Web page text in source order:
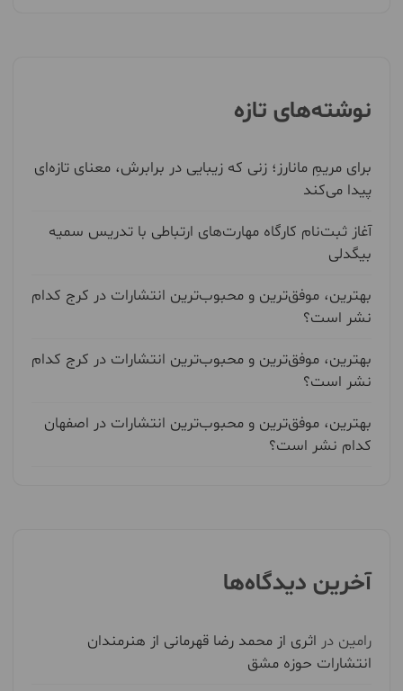
نوشته‌های تازه
برای مریمِ مانارز؛ زنی که زیبایی در برابرش، معنای تازه‌ای
پیدا می‌کند
آغاز ثبت‌نام کارگاه مهارت‌های ارتباطی با تدریس سمیه
بیگدلی
بهترین، موفق‌ترین و محبوب‌ترین انتشارات در کرج کدام
نشر است؟
بهترین، موفق‌ترین و محبوب‌ترین انتشارات در کرج کدام
نشر است؟
بهترین، موفق‌ترین و محبوب‌ترین انتشارات در اصفهان
کدام نشر است؟
آخرین دیدگاه‌ها
رامین در اثری از محمد رضا قهرمانی از هنرمندان
انتشارات حوزه مشق